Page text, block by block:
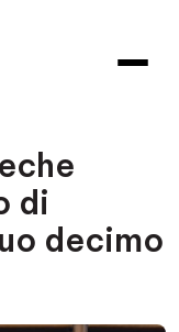
di
decimo